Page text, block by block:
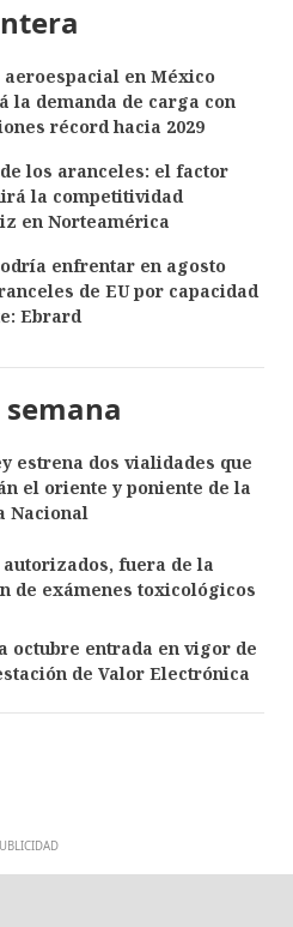
en México
la demanda de carga con
récord hacia 2029
los aranceles: el factor
la competitividad
en Norteamérica
enfrentar en agosto
de EU por capacidad
Ebrard
semana
estrena dos vialidades que
el oriente y poniente de la
Nacional
fuera de la
de exámenes toxicológicos
octubre entrada en vigor de
de Valor Electrónica